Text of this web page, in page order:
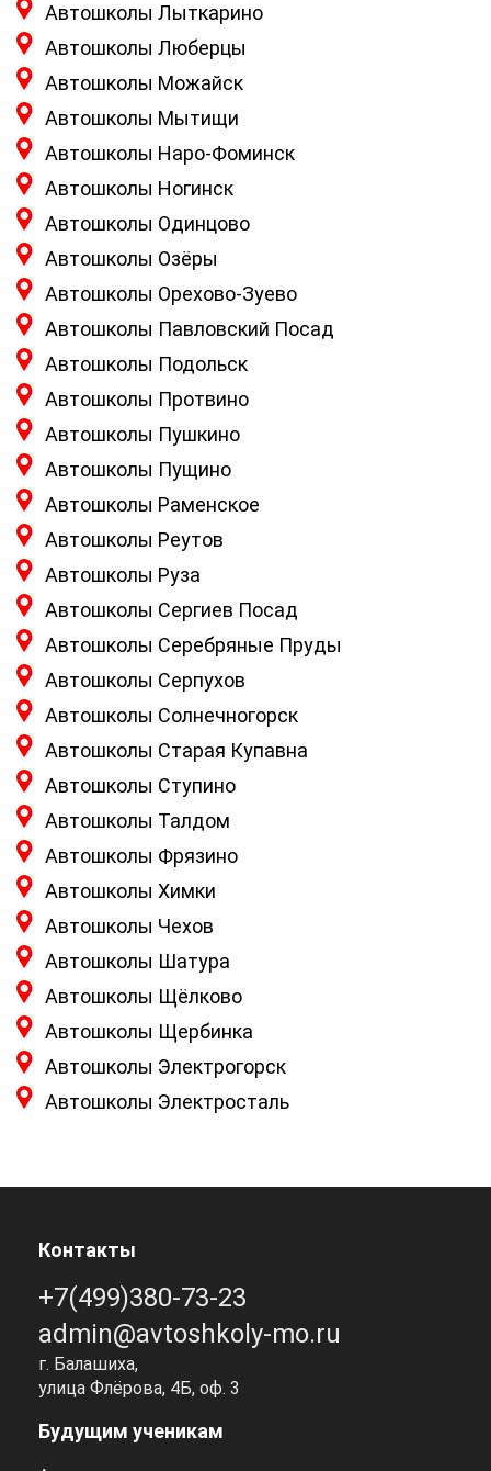
Автошколы Лыткарино
Автошколы Люберцы
Автошколы Можайск
Автошколы Мытищи
Автошколы Наро-Фоминск
Автошколы Ногинск
Автошколы Одинцово
Автошколы Озёры
Автошколы Орехово-Зуево
Автошколы Павловский Посад
Автошколы Подольск
Автошколы Протвино
Автошколы Пушкино
Автошколы Пущино
Автошколы Раменское
Автошколы Реутов
Автошколы Руза
Автошколы Сергиев Посад
Автошколы Серебряные Пруды
Автошколы Серпухов
Автошколы Солнечногорск
Автошколы Старая Купавна
Автошколы Ступино
Автошколы Талдом
Автошколы Фрязино
Автошколы Химки
Автошколы Чехов
Автошколы Шатура
Автошколы Щёлково
Автошколы Щербинка
Автошколы Электрогорск
Автошколы Электросталь
Контакты
+7(499)380-73-23
admin@avtoshkoly-mo.ru
г. Балашиха,
улица Флёрова, 4Б, оф. 3
Будущим ученикам